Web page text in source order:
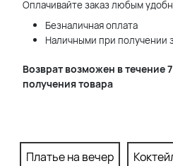
Оплачивайте заказ любым
Безналичная оплата
Наличными при получении
Возврат возможен в течение
получения товара
Платье на вечер